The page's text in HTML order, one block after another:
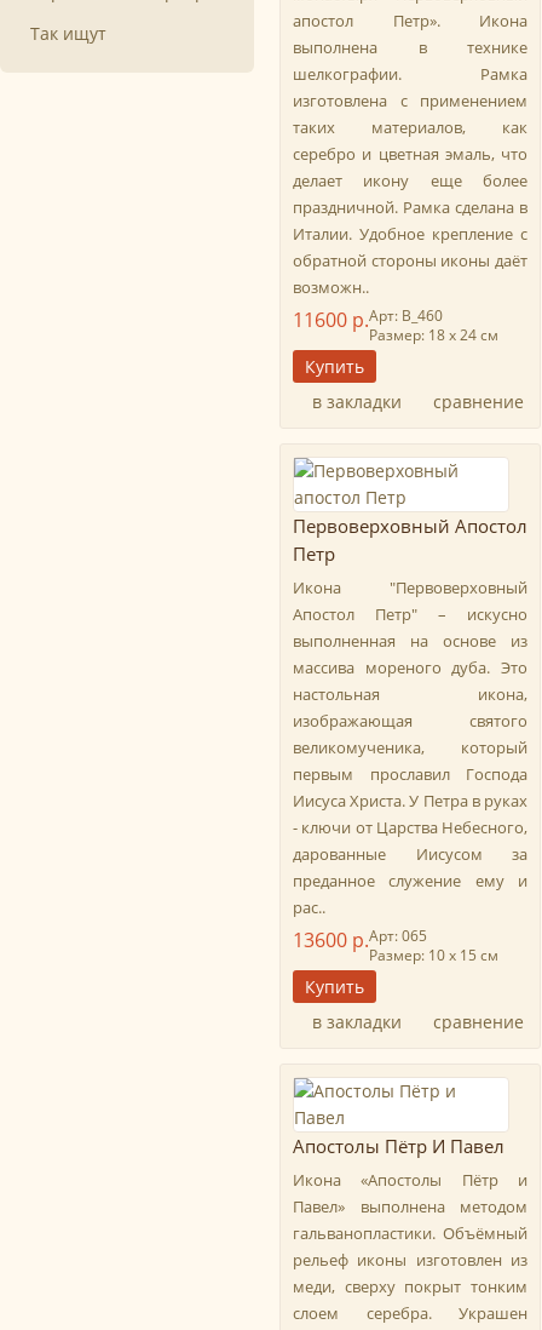
Так ищут
апостол Петр». Икона
выполнена в технике
шелкографии. Рамка
изготовлена с применением
таких материалов, как
серебро и цветная эмаль, что
делает икону еще более
праздничной. Рамка сделана в
Италии. Удобное крепление с
обратной стороны иконы даёт
возможн..
11600 р.Арт: B_460
Размер: 18 х 24 см
в закладки сравнение
Первоверховный Апостол
Петр
Икона "Первоверховный
Апостол Петр" – искусно
выполненная на основе из
массива мореного дуба. Это
настольная икона,
изображающая святого
великомученика, который
первым прославил Господа
Иисуса Христа. У Петра в руках
- ключи от Царства Небесного,
дарованные Иисусом за
преданное служение ему и
рас..
13600 р.Арт: 065
Размер: 10 х 15 см
в закладки сравнение
Апостолы Пётр И Павел
Икона «Апостолы Пётр и
Павел» выполнена методом
гальванопластики. Объёмный
рельеф иконы изготовлен из
меди, сверху покрыт тонким
слоем серебра. Украшен